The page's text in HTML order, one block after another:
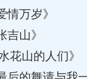
万岁》
山》
山的人们》